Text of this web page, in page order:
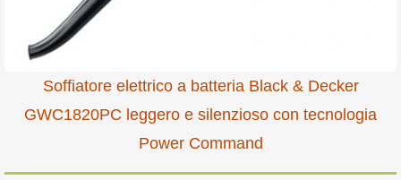
Soffiatore elettrico a batteria Black & Decker
GWC1820PC leggero e silenzioso con tecnologia
Power Command